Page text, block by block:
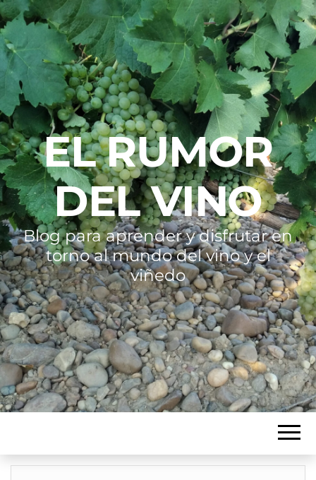
EL RUMOR
DEL VINO
Blog para aprender y disfrutar en
torno al mundo del vino y el
viñedo